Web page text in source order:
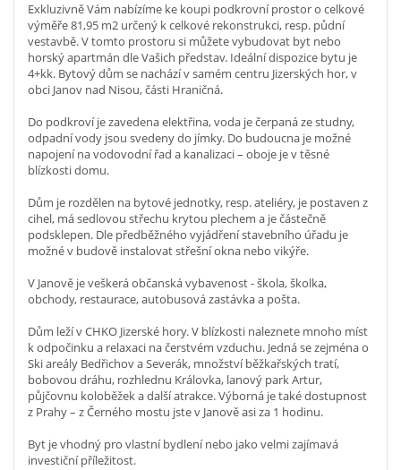
Exkluzivně Vám nabízíme ke koupi podkrovní prostor o celkové
výměře 81,95 m2 určený k celkové rekonstrukci, resp. půdní
vestavbě. V tomto prostoru si můžete vybudovat byt nebo
horský apartmán dle Vašich představ. Ideální dispozice bytu je
4+kk. Bytový dům se nachází v samém centru Jizerských hor, v
obci Janov nad Nisou, části Hraničná.
Do podkroví je zavedena elektřina, voda je čerpaná ze studny,
odpadní vody jsou svedeny do jímky. Do budoucna je možné
napojení na vodovodní řad a kanalizaci – oboje je v těsné
blízkosti domu.
Dům je rozdělen na bytové jednotky, resp. ateliéry, je postaven z
cihel, má sedlovou střechu krytou plechem a je částečně
podsklepen. Dle předběžného vyjádření stavebního úřadu je
možné v budově instalovat střešní okna nebo vikýře.
V Janově je veškerá občanská vybavenost - škola, školka,
obchody, restaurace, autobusová zastávka a pošta.
Dům leží v CHKO Jizerské hory. V blízkosti naleznete mnoho míst
k odpočinku a relaxaci na čerstvém vzduchu. Jedná se zejména o
Ski areály Bedřichov a Severák, množství běžkařských tratí,
bobovou dráhu, rozhlednu Královka, lanový park Artur,
půjčovnu koloběžek a další atrakce. Výborná je také dostupnost
z Prahy – z Černého mostu jste v Janově asi za 1 hodinu.
Byt je vhodný pro vlastní bydlení nebo jako velmi zajímavá
investiční příležitost.